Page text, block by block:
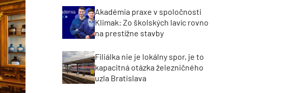
Akadémia praxe v spoločnosti
Klimak: Zo školských lavíc rovno
na prestížne stavby
Filiálka nie je lokálny spor, je to
kapacitná otázka železničného
uzla Bratislava